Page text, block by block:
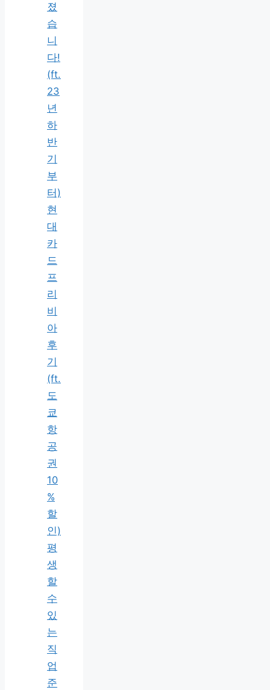
졌
습
니
다!
(ft.
23
년
하
반
기
부
터)
현
대
카
드
프
리
비
아
후
기
(ft.
도
쿄
항
공
권
10
%
할
인)
평
생
할
수
있
는
직
업
준